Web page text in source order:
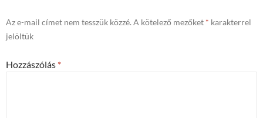
Az e-mail címet nem tesszük közzé. A kötelező mezőket * karakterrel
jelöltük
Hozzászólás *